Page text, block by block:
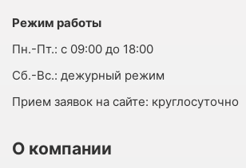
Режим работы
Пн.-Пт.: с 09:00 до 18:00
Cб.-Вс.: дежурный режим
Прием заявок на сайте: круглосуточно
О компании